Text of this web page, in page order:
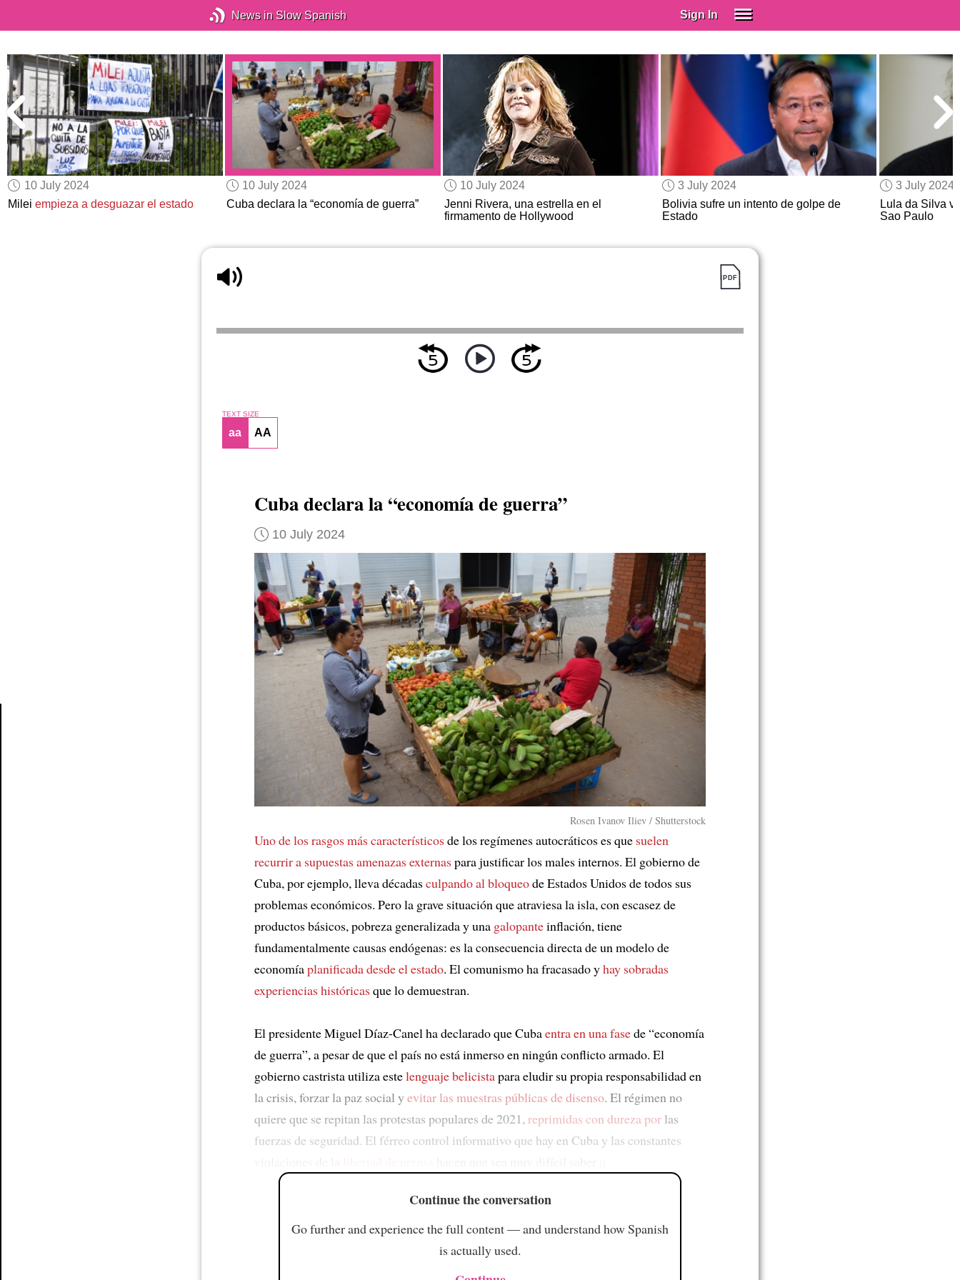
News in Slow Spanish Sign In
Spanish (Spain)
Spanish (Latino)
SUBSCRIBE
EDUCATIONAL LICENSES
GIFT CARDS
OTHER LANGUAGES
10 July 2024
Mileiempieza a desguazar el estado
10 July 2024
Cuba declara la “economía de guerra”
10 July 2024
Jenni Rivera, una estrella en el
firmamento de Hollywood
3 July 2024
Bolivia sufre un intento de golpe de
Estado
3 July 2024
Lula da Silva
Sao Paulo
TEXT SIZE
aa AA
Cuba declara la “economía de guerra”
10 July 2024
Rosen Ivanov Iliev / Shutterstock
Uno de los rasgos más característicosde los regímenes autocráticos es que suelen
recurrir a supuestas amenazas externaspara justificar los males internos. El gobierno de
Cuba, por ejemplo, lleva décadasculpando al bloqueode Estados Unidos de todos sus
problemas económicos. Pero la grave situación que atraviesa la isla, con escasez de
productos básicos, pobreza generalizada y una galopanteinflación, tiene
fundamentalmente causas endógenas: es la consecuencia directa de un modelo de
economíaplanificada desde el estado. El comunismo ha fracasado yhay sobradas
experiencias históricasque lo demuestran.
El presidente Miguel Díaz-Canel ha declarado que Cubaentra en una fasede “economía
de guerra”, a pesar de que el país no está inmerso en ningún conflicto armado. El
gobierno castrista utiliza estelenguaje belicistapara eludir su propia responsabilidad en
la crisis, forzar la paz social y evitar las muestras públicas de disenso. El régimen no
quiere que se repitan las protestas populares de 2021, reprimidas con dureza por las
fuerzas de seguridad. El férreo control informativo que hay en Cuba y las constantes
Continue the conversation
Go further and experience the full content — and understand how Spanish
is actually used.